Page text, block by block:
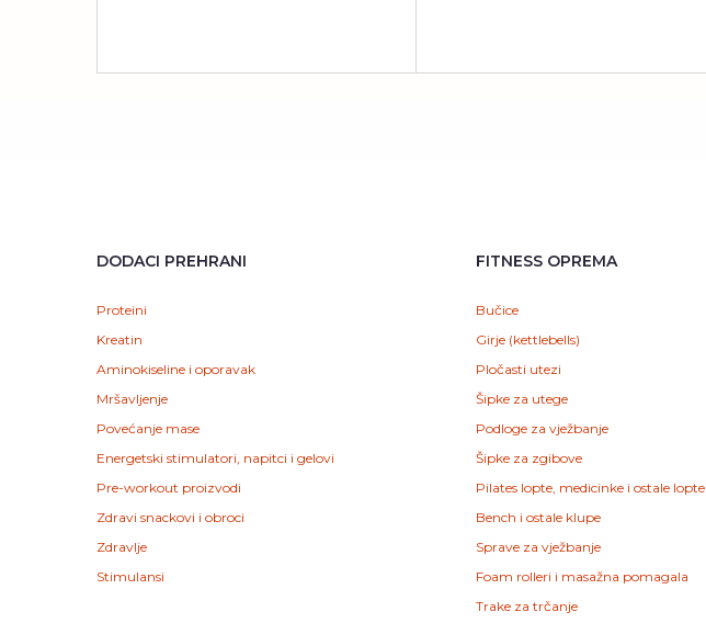
DODACI PREHRANI
Proteini
Kreatin
Aminokiseline i oporavak
Mršavljenje
Povećanje mase
Energetski stimulatori, napitci i gelovi
Pre-workout proizvodi
Zdravi snackovi i obroci
Zdravlje
Stimulansi
FITNESS OPREMA
Bučice
Girje (kettlebells)
Pločasti utezi
Šipke za utege
Podloge za vježbanje
Šipke za zgibove
Pilates lopte, medicinke i ostale lopte
Bench i ostale klupe
Sprave za vježbanje
Foam rolleri i masažna pomagala
Trake za trčanje